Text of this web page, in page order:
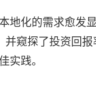
地化的需求愈发
窥探了投资回
实践。